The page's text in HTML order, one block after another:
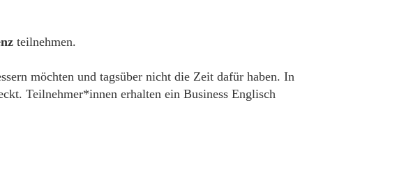
teilnehmen.
möchten und tagsüber nicht die Zeit dafür haben. In
Teilnehmer*innen erhalten ein Business Englisch